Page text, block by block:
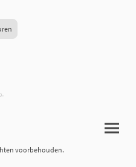
voorbehouden.